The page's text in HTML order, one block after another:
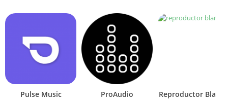
Pulse Music ProAudio Reproductor Blanco